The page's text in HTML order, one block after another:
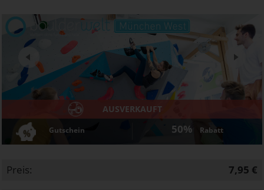
AUSVERKAUFT
Gutschein 50% Rabatt
Next
Preis: 7,95 €